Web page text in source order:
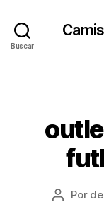
Buscar
Autor
Por